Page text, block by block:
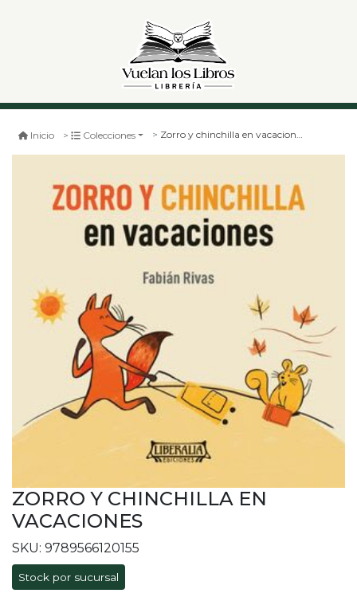
Inicio Colecciones Zorro y chinchilla en vacaciones
ZORRO Y CHINCHILLA EN
VACACIONES
SKU: 9789566120155
Stock por sucursal